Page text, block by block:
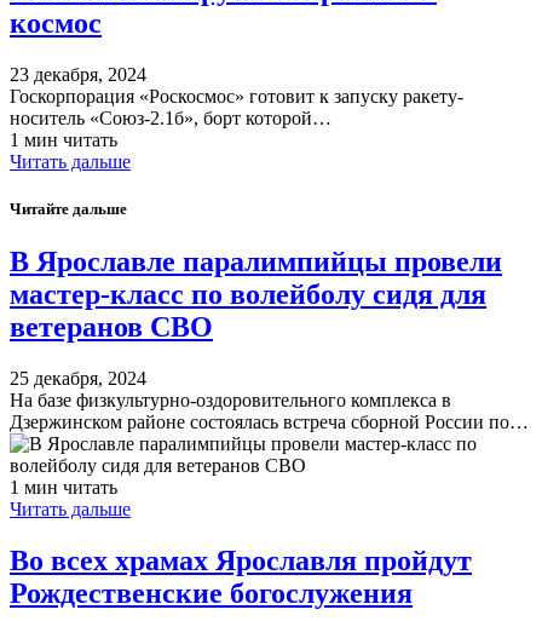
космос
23 декабря, 2024
Госкорпорация «Роскосмос» готовит к запуску ракету-
носитель «Союз-2.1б», борт которой…
1 мин читать
Читать дальше
Читайте дальше
В Ярославле паралимпийцы провели
мастер-класс по волейболу сидя для
ветеранов СВО
25 декабря, 2024
На базе физкультурно-оздоровительного комплекса в
Дзержинском районе состоялась встреча сборной России по…
1 мин читать
Читать дальше
Во всех храмах Ярославля пройдут
Рождественские богослужения